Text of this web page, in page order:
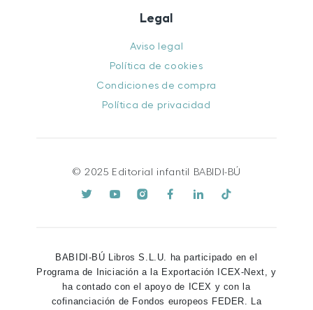
Legal
Aviso legal
Política de cookies
Condiciones de compra
Política de privacidad
© 2025 Editorial infantil BABIDI-BÚ
BABIDI-BÚ Libros S.L.U. ha participado en el
Programa de Iniciación a la Exportación ICEX-Next, y
ha contado con el apoyo de ICEX y con la
cofinanciación de Fondos europeos FEDER. La